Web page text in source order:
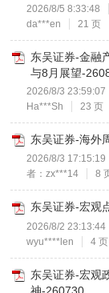
2026/8/5 8:33:48
da***en
21 页
东吴证券-金融
与8月展望-
2026/8/3 23:59:07
Ha***Sh
23 页
东吴证券-海外
2026/8/3 17:15:19
者：zx***14
8
东吴证券-宏观
2026/8/2 23:13:44
wyu****len
4 页
东吴证券-宏观
神-260730